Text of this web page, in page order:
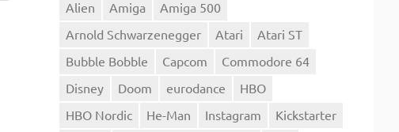
Alien Amiga
Amiga 500
Arnold Schwarzenegger
Atari
Atari ST
Bubble Bobble
Capcom
Commodore 64
Disney
Doom eurodance
HBO
HBO Nordic
He-Man Instagram
Kickstarter